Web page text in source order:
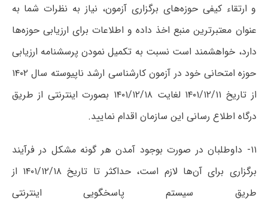
و ارتقاء کیفی حوزه‌های برگزاری آزمون، نیاز به نظرات شما به
عنوان معتبرترین منبع اخذ داده و اطلاعات برای ارزیابی حوزه‌ها
دارد، خواهشمند است نسبت به تکمیل نمودن پرسشنامه ارزیابی
حوزه امتحانی خود در آزمون کارشناسی ارشد ناپیوسته سال ۱۴۰۲
از تاریخ ۱۴۰۱/۱۲/۱۱ لغایت ۱۴۰۱/۱۲/۱۸ بصورت اینترنتی از طریق
درگاه اطلاع رسانی این سازمان اقدام نمایید.
۱۱- داوطلبان در صورت بوجود آمدن هر گونه مشکل در فرآیند
برگزاری برای آن‌ها لازم است، حداکثر تا تاریخ ۱۴۰۱/۱۲/۱۸ از
طریق سیستم پاسخگویی اینترنتی